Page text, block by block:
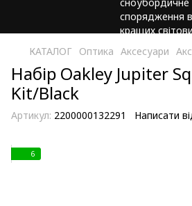
КАТАЛОГ Оптика Аксесуари
Набір Oakley Jupiter
Kit/Black
Артикул: 2200000132291 Написати
6